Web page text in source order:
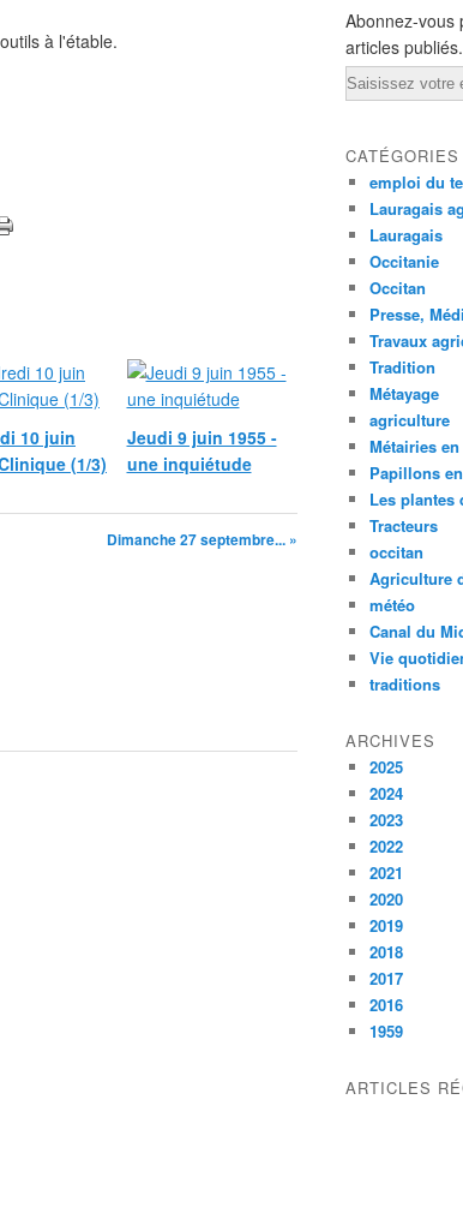
à l'étable.
10 juin
(1/3)
Jeudi 9 juin 1955 -
une inquiétude
Dimanche 27 septembre... »
Abonnez-vous
articles publiés.
Email
CATÉGORIES
emploi du
Lauragais
Lauragais
Occitanie
Occitan
Presse,
Travaux
Tradition
Métayage
agriculture
Métairies en
Papillons
Les plantes
Tracteurs
occitan
Agriculture
météo
Canal du
Vie
traditions
ARCHIVES
2025
2024
2023
2022
2021
2020
2019
2018
2017
2016
1959
ARTICLES